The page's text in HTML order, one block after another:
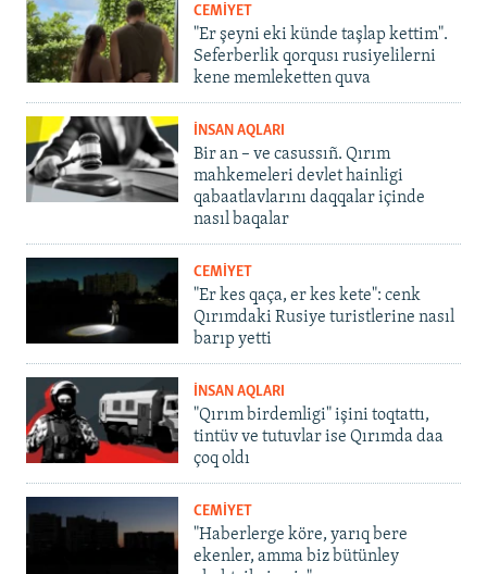
CEMİYET
"Er şeyni eki künde taşlap kettim".
Seferberlik qorqusı rusiyelilerni
kene memleketten quva
İNSAN AQLARI
Bir an – ve casussıñ. Qırım
mahkemeleri devlet hainligi
qabaatlavlarını daqqalar içinde
nasıl baqalar
CEMİYET
"Er kes qaça, er kes kete": cenk
Qırımdaki Rusiye turistlerine nasıl
barıp yetti
İNSAN AQLARI
"Qırım birdemligi" işini toqtattı,
tintüv ve tutuvlar ise Qırımda daa
çoq oldı
CEMİYET
"Haberlerge köre, yarıq bere
ekenler, amma biz bütünley